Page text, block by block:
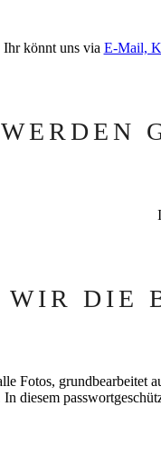
Ihr könnt uns via E-Mail,
WIR DIE
Fotos,
diesem